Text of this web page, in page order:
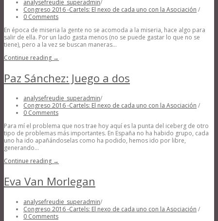
analysefreudie_superadmin/
Congreso 2016 -Cartels: El nexo de cada uno con la Asociación /
0 Comments
En época de miseria la gente no se acomoda a la miseria, hace algo para
salir de ella. Por un lado gasta menos (no se puede gastar lo que no se
tiene), pero a la vez se buscan maneras...
Continue reading →
Paz Sánchez: Juego a dos
analysefreudie_superadmin/
Congreso 2016 -Cartels: El nexo de cada uno con la Asociación /
0 Comments
Para mí el problema que nos trae hoy aquí es la punta del iceberg de otro
tipo de problemas más importantes. En España no ha habido grupo, cada
uno ha ido apañándoselas como ha podido, hemos ido por libre,
generando...
Continue reading →
Eva Van Morlegan
analysefreudie_superadmin/
Congreso 2016 -Cartels: El nexo de cada uno con la Asociación /
0 Comments